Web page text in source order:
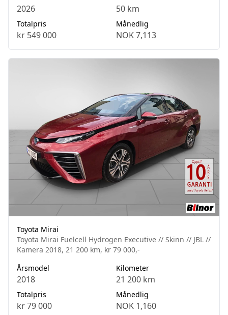
2026 50 km
Totalpris
kr 549 000
Månedlig
NOK 7,113
Toyota Mirai
Toyota Mirai Fuelcell Hydrogen Executive // Skinn // JBL //
Kamera 2018, 21 200 km, kr 79 000,-
Årsmodel
2018
Kilometer
21 200 km
Totalpris
kr 79 000
Månedlig
NOK 1,160